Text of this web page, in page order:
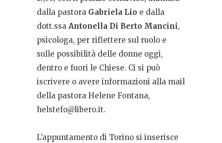
dalla pastora Gabriela Lio e dalla
dott.ssa Antonella Di Berto Mancini,
psicologa, per riflettere sul ruolo e
sulle possibilità delle donne oggi,
dentro e fuori le Chiese. Ci si può
iscrivere o avere informazioni alla mail
della pastora Helene Fontana,
helstefo@libero.it.
L’appuntamento di Torino si inserisce